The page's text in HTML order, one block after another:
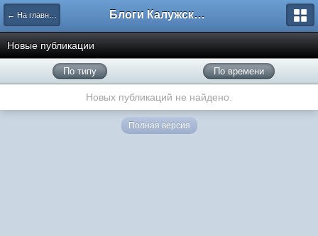
← На главную Блоги Калужского перекрестка
Новые публикации
По типу По времени
Новых публикаций не найдено.
Полная версия